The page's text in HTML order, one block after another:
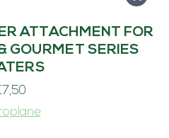
ATTACHMENT FOR
GOURMET SERIES
7,50